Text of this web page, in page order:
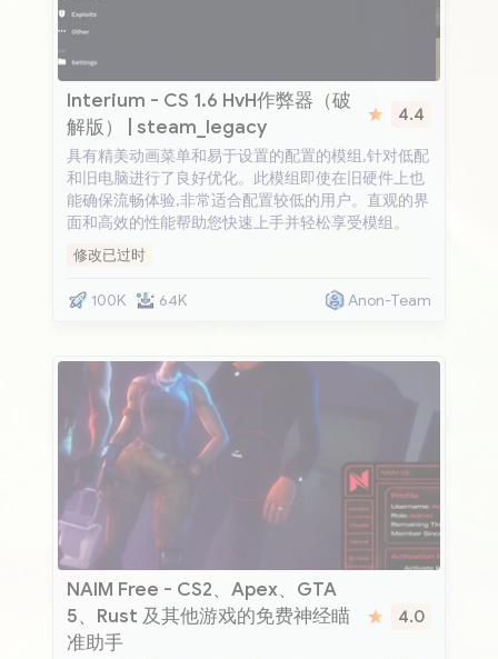
Interium
Interium - CS 1.6 HvH作弊器（破
解版） | steam_legacy
4.4
具有精美动画菜单和易于设置的配置的模组,针对低配
和旧电脑进行了良好优化。此模组即使在旧硬件上也
能确保流畅体验,非常适合配置较低的用户。直观的界
面和高效的性能帮助您快速上手并轻松享受模组。
修改已过时
100K 64K Anon-Team
NAIM Free
NAIM Free - CS2、Apex、GTA
5、Rust 及其他游戏的免费神经瞄
准助手
4.0